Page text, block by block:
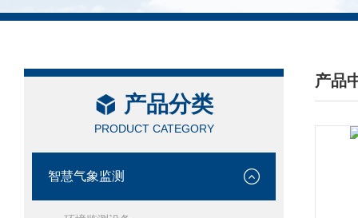
产品分类
PRODUCT CATEGORY
智慧气象监测
产品
/